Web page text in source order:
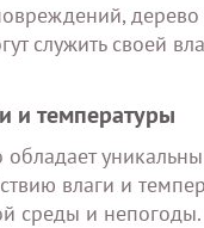
служить своей
и температуры
обладает
влаги и
среды и непогоды.